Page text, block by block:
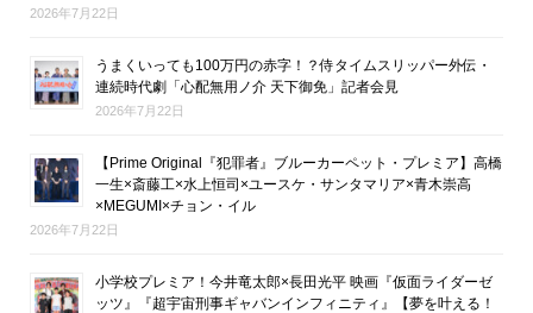
2026年7月22日
うまくいっても100万円の赤字！？侍タイムスリッパー外伝・
連続時代劇「心配無用ノ介 天下御免」記者会見
2026年7月22日
【Prime Original『犯罪者』ブルーカーペット・プレミア】高橋
一生×斎藤工×水上恒司×ユースケ・サンタマリア×青木崇高
×MEGUMI×チョン・イル
2026年7月22日
小学校プレミア！今井竜太郎×長田光平 映画『仮面ライダーゼ
ッツ』『超宇宙刑事ギャバンインフィニティ』【夢を叶える！